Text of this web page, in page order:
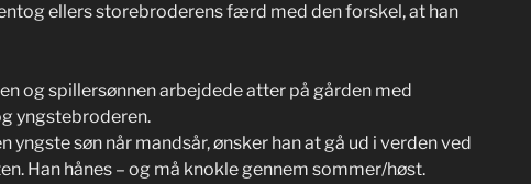
ellers storebroderens færd med den forskel, at han
og spillersønnen arbejdede atter på gården med
yngstebroderen.
yngste søn når mandsår, ønsker han at gå ud i verden ved
Han hånes – og må knokle gennem sommer/høst.